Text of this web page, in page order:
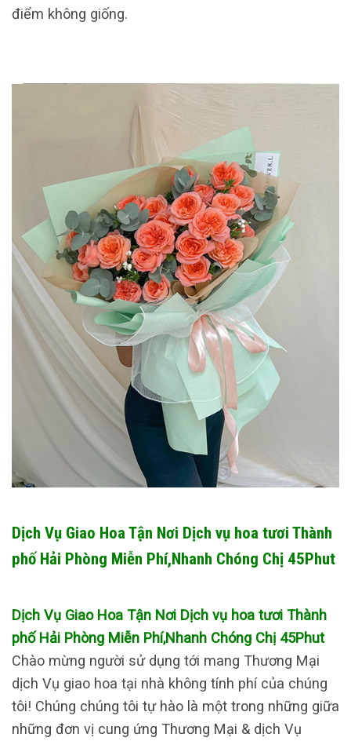
điểm không giống.
Dịch Vụ Giao Hoa Tận Nơi Dịch vụ hoa tươi Thành
phố Hải Phòng Miễn Phí,Nhanh Chóng Chị 45Phut
Dịch Vụ Giao Hoa Tận Nơi Dịch vụ hoa tươi Thành
phố Hải Phòng Miễn Phí,Nhanh Chóng Chị 45Phut
Chào mừng người sử dụng tới mang Thương Mại
dịch Vụ giao hoa tại nhà không tính phí của chúng
tôi! Chúng chúng tôi tự hào là một trong những giữa
những đơn vị cung ứng Thương Mại & dịch Vụ